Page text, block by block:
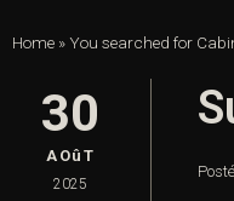
Home »You searched for
30
AOûT
2025